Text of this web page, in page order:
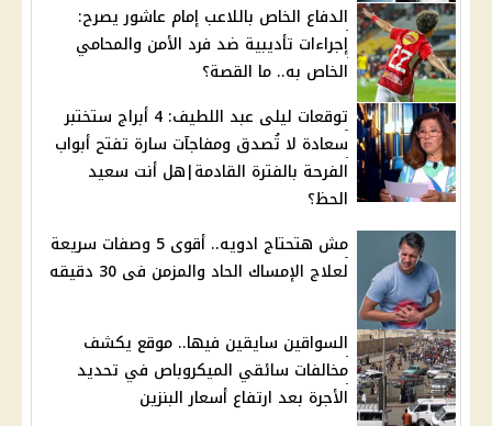
الدفاع الخاص باللاعب إمام عاشور يصرح:
إجراءات تأديبية ضد فرد الأمن والمحامي
الخاص به.. ما القصة؟
توقعات ليلى عبد اللطيف: 4 أبراج ستختبر
سعادة لا تُصدق ومفاجآت سارة تفتح أبواب
الفرحة بالفترة القادمة|هل أنت سعيد
الحظ؟
مش هتحتاج ادويه.. أقوى 5 وصفات سريعة
لعلاج الإمساك الحاد والمزمن فى 30 دقيقه
السواقين سايقين فيها.. موقع يكشف
مخالفات سائقي الميكروباص في تحديد
الأجرة بعد ارتفاع أسعار البنزين